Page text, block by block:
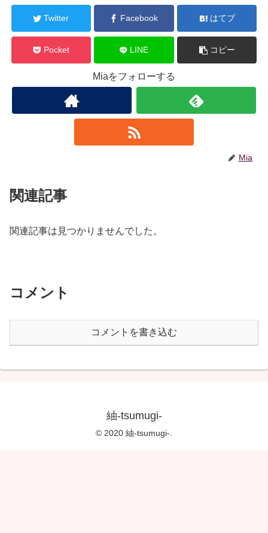
Twitter Facebook はてブ
Pocket LINE コピー
Miaをフォローする
Mia
関連記事
関連記事は見つかりませんでした。
コメント
コメントを書き込む
紬-tsumugi-
© 2020 紬-tsumugi-.